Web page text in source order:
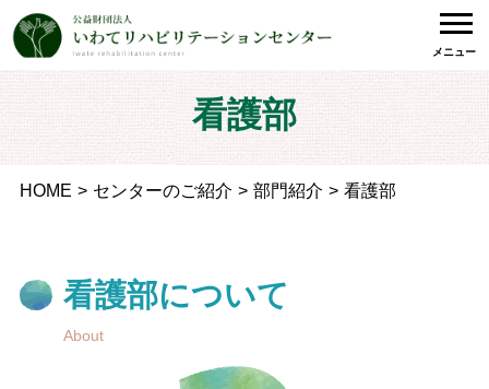
メニュー
看護部
HOME センターのご紹介 部門紹介 看護部
看護部について
About